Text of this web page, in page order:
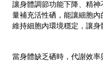
讓身體調節功能下降、精
量補充活性硒，能讓細胞
維持細胞內環境穩定，讓身
當身體缺乏硒時，代謝效率